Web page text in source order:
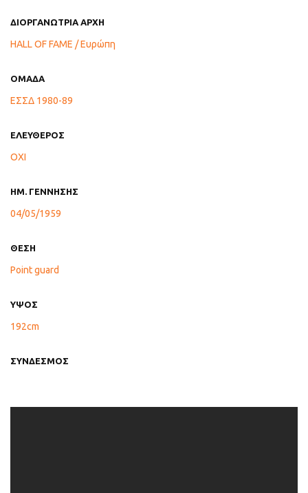
ΔΙΟΡΓΑΝΩΤΡΙΑ ΑΡΧΗ
HALL OF FAME / Ευρώπη
ΟΜΑΔΑ
ΕΣΣΔ 1980-89
ΕΛΕΥΘΕΡΟΣ
ΟΧΙ
ΗΜ. ΓΕΝΝΗΣΗΣ
04/05/1959
ΘΕΣΗ
Point guard
ΥΨΟΣ
192cm
ΣΥΝΔΕΣΜΟΣ